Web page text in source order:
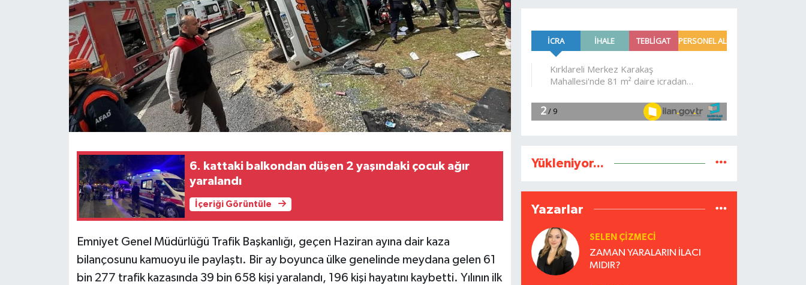
6. kattaki balkondan düşen 2 yaşındaki çocuk ağır
yaralandı
İçeriği Görüntüle
Emniyet Genel Müdürlüğü Trafik Başkanlığı, geçen Haziran ayına dair kaza
bilançosunu kamuoyu ile paylaştı. Bir ay boyunca ülke genelinde meydana gelen 61
bin 277 trafik kazasında 39 bin 658 kişi yaralandı, 196 kişi hayatını kaybetti. Yılının ilk
Yükleniyor...
Yazarlar
SELEN ÇİZMECİ
ZAMAN YARALARIN İLACI
MIDIR?